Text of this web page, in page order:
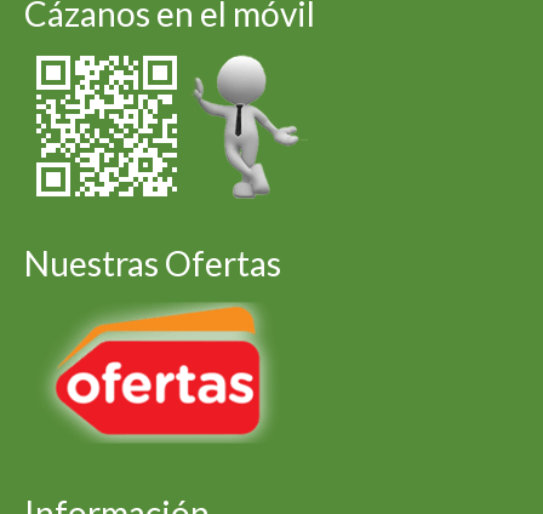
Cázanos en el móvil
Nuestras Ofertas